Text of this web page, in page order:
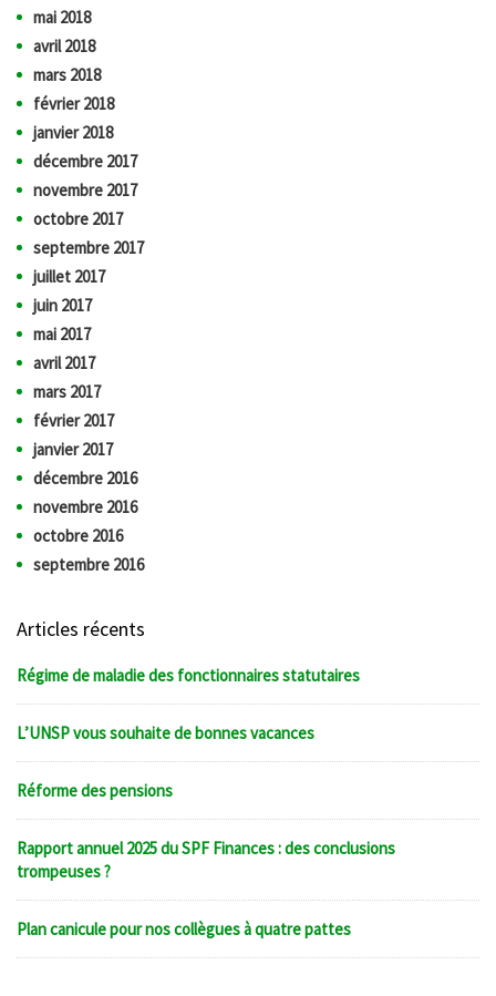
mai 2018
avril 2018
mars 2018
février 2018
janvier 2018
décembre 2017
novembre 2017
octobre 2017
septembre 2017
juillet 2017
juin 2017
mai 2017
avril 2017
mars 2017
février 2017
janvier 2017
décembre 2016
novembre 2016
octobre 2016
septembre 2016
Articles récents
Régime de maladie des fonctionnaires statutaires
L’UNSP vous souhaite de bonnes vacances
Réforme des pensions
Rapport annuel 2025 du SPF Finances : des conclusions
trompeuses ?
Plan canicule pour nos collègues à quatre pattes